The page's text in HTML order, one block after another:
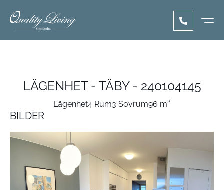
LÄGENHET - TÄBY - 240104145
Lägenhet4 Rum3 Sovrum96 m²
BILDER